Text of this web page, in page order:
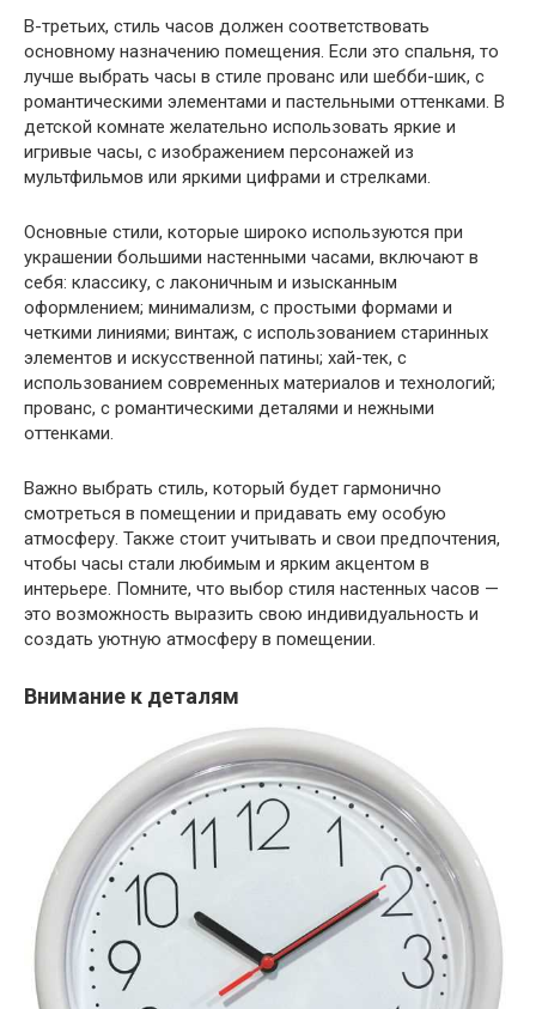
В-третьих, стиль часов должен соответствовать
основному назначению помещения. Если это спальня, то
лучше выбрать часы в стиле прованс или шебби-шик, с
романтическими элементами и пастельными оттенками. В
детской комнате желательно использовать яркие и
игривые часы, с изображением персонажей из
мультфильмов или яркими цифрами и стрелками.
Основные стили, которые широко используются при
украшении большими настенными часами, включают в
себя: классику, с лаконичным и изысканным
оформлением; минимализм, с простыми формами и
четкими линиями; винтаж, с использованием старинных
элементов и искусственной патины; хай-тек, с
использованием современных материалов и технологий;
прованс, с романтическими деталями и нежными
оттенками.
Важно выбрать стиль, который будет гармонично
смотреться в помещении и придавать ему особую
атмосферу. Также стоит учитывать и свои предпочтения,
чтобы часы стали любимым и ярким акцентом в
интерьере. Помните, что выбор стиля настенных часов —
это возможность выразить свою индивидуальность и
создать уютную атмосферу в помещении.
Внимание к деталям